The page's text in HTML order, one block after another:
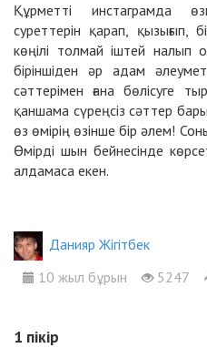
Құрметті инстаграмда
суреттерін қарап, қызығып,
көңілі толмай іштей налып
біріншіден әр адам
сәттерімен ғана бөлісуге
қаншама сүреңсіз сәттер
өз өмірің өзінше бір әлем!
Өмірді шын бейнесінде
алдамаса екен.
Данияр Жігітбек
10 жыл бұрын
5247
1 пікір